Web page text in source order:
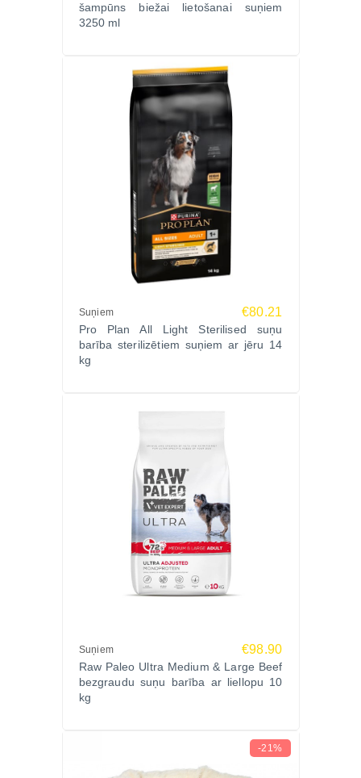
šampūns biežai lietošanai suņiem
3250 ml
Suņiem €80.21
Pro Plan All Light Sterilised suņu
barība sterilizētiem suņiem ar jēru 14
kg
Suņiem €98.90
Raw Paleo Ultra Medium & Large Beef
bezgraudu suņu barība ar liellopu 10
kg
-21%